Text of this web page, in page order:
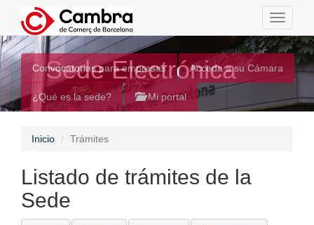
Toggle
Sede Electrónica
Convocatorias para empresas Acceda a su Cámara
¿Qué es la sede? Mi portal
Inicio Trámites
Listado de trámites de la
Sede